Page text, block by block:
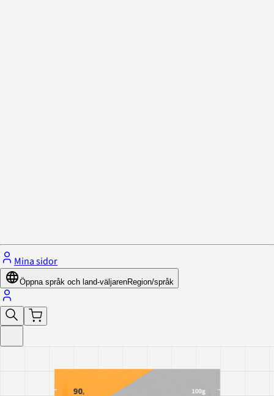
Mina sidor
Öppna språk och land-väljarenRegion/språk